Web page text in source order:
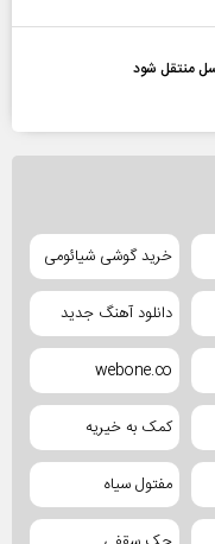
منتقل شود
خرید گوشی شیائومی
دانلود آهنگ جدید
webone.co
کمک به خیریه
مفتول سیاه